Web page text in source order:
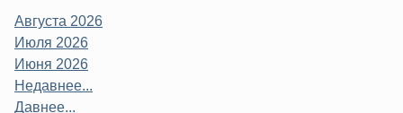
Августа 2026
Июля 2026
Июня 2026
Недавнее...
Давнее...